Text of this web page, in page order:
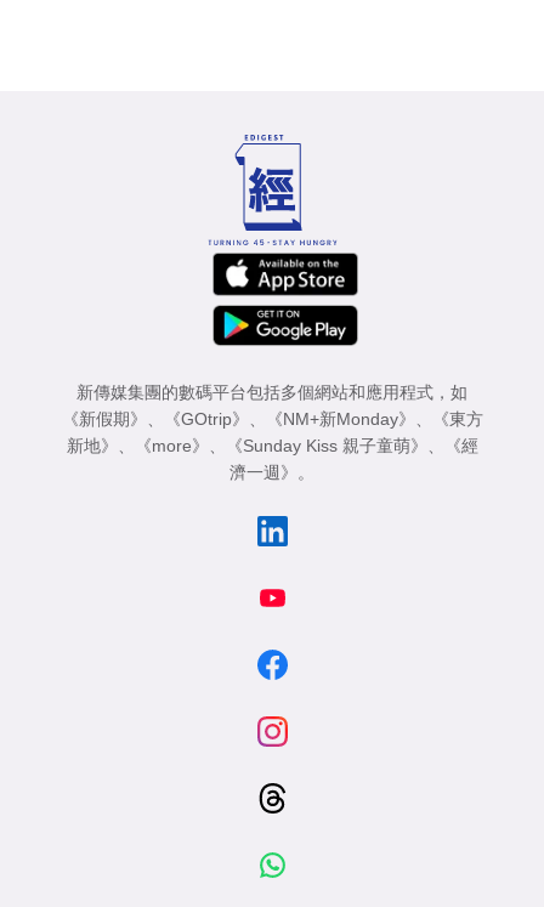
新傳媒集團的數碼平台包括多個網站和應用程式，如
《新假期》
《GOtrip》 《NM+新Monday》
《東方
新地》
《more》 《Sunday Kiss 親子童萌》
《經
濟一週》
。